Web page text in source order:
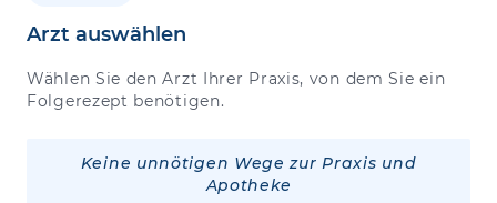
Arzt auswählen
Wählen Sie den Arzt Ihrer Praxis, von dem Sie ein
Folgerezept benötigen.
Keine unnötigen Wege zur Praxis und
Apotheke